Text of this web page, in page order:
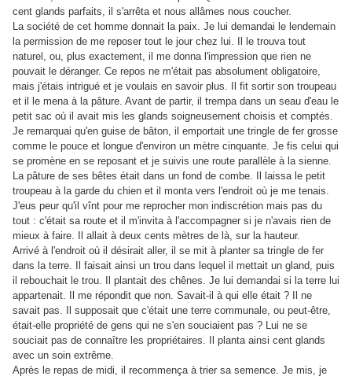
cent glands parfaits, il s'arrêta et nous allâmes nous coucher.
La société de cet homme donnait la paix. Je lui demandai le lendemain
la permission de me reposer tout le jour chez lui. Il le trouva tout
naturel, ou, plus exactement, il me donna l'impression que rien ne
pouvait le déranger. Ce repos ne m'était pas absolument obligatoire,
mais j'étais intrigué et je voulais en savoir plus. Il fit sortir son troupeau
et il le mena à la pâture. Avant de partir, il trempa dans un seau d'eau le
petit sac où il avait mis les glands soigneusement choisis et comptés.
Je remarquai qu'en guise de bâton, il emportait une tringle de fer grosse
comme le pouce et longue d'environ un mètre cinquante. Je fis celui qui
se promène en se reposant et je suivis une route parallèle à la sienne.
La pâture de ses bêtes était dans un fond de combe. Il laissa le petit
troupeau à la garde du chien et il monta vers l'endroit où je me tenais.
J'eus peur qu'il vînt pour me reprocher mon indiscrétion mais pas du
tout : c'était sa route et il m'invita à l'accompagner si je n'avais rien de
mieux à faire. Il allait à deux cents mètres de là, sur la hauteur.
Arrivé à l'endroit où il désirait aller, il se mit à planter sa tringle de fer
dans la terre. Il faisait ainsi un trou dans lequel il mettait un gland, puis
il rebouchait le trou. Il plantait des chênes. Je lui demandai si la terre lui
appartenait. Il me répondit que non. Savait-il à qui elle était ? Il ne
savait pas. Il supposait que c'était une terre communale, ou peut-être,
était-elle propriété de gens qui ne s'en souciaient pas ? Lui ne se
souciait pas de connaître les propriétaires. Il planta ainsi cent glands
avec un soin extrême.
Après le repas de midi, il recommença à trier sa semence. Je mis, je